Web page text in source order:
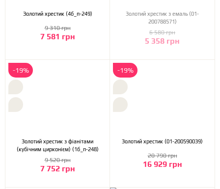
Золотий хрестик (4б_п-249)
7 581 грн
9 310 грн
Золотий хрестик з емаль (01-
200788571)
5 358 грн
6 580 грн
-19%
Золотий хрестик з фіанітами
(кубічним цирконієм) (1б_п-248)
7 752 грн
9 520 грн
-19%
Золотий хрестик (01-200590039)
16 929 грн
20 790 грн